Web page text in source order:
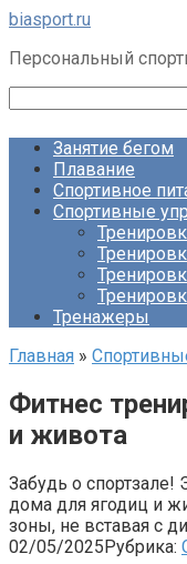
Перейти
контенту
biasport.ru
Персональный
Занятие бегом
Плавание
Спортивное
Спортивные
Тренажеры
Главная »
Фитнес
и живота
Забудь о
дома для ягодиц и
зоны, не вставая с
02/05/2025Рубрика: